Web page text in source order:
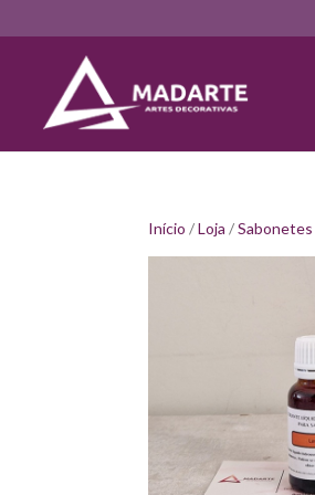
Início /Loja /Sabonetes